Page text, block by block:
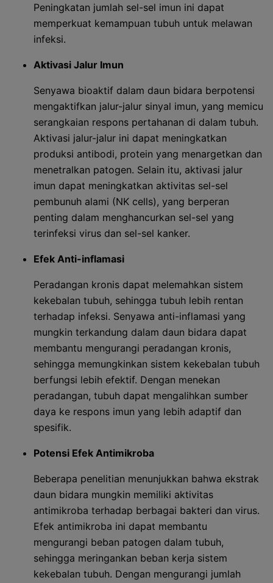
Peningkatan jumlah sel-sel imun ini dapat
memperkuat kemampuan tubuh untuk melawan
infeksi.
Aktivasi Jalur Imun
Senyawa bioaktif dalam daun bidara berpotensi
mengaktifkan jalur-jalur sinyal imun, yang memicu
serangkaian respons pertahanan di dalam tubuh.
Aktivasi jalur-jalur ini dapat meningkatkan
produksi antibodi, protein yang menargetkan dan
menetralkan patogen. Selain itu, aktivasi jalur
imun dapat meningkatkan aktivitas sel-sel
pembunuh alami (NK cells), yang berperan
penting dalam menghancurkan sel-sel yang
terinfeksi virus dan sel-sel kanker.
Efek Anti-inflamasi
Peradangan kronis dapat melemahkan sistem
kekebalan tubuh, sehingga tubuh lebih rentan
terhadap infeksi. Senyawa anti-inflamasi yang
mungkin terkandung dalam daun bidara dapat
membantu mengurangi peradangan kronis,
sehingga memungkinkan sistem kekebalan tubuh
berfungsi lebih efektif. Dengan menekan
peradangan, tubuh dapat mengalihkan sumber
daya ke respons imun yang lebih adaptif dan
spesifik.
Potensi Efek Antimikroba
Beberapa penelitian menunjukkan bahwa ekstrak
daun bidara mungkin memiliki aktivitas
antimikroba terhadap berbagai bakteri dan virus.
Efek antimikroba ini dapat membantu
mengurangi beban patogen dalam tubuh,
sehingga meringankan beban kerja sistem
kekebalan tubuh. Dengan mengurangi jumlah